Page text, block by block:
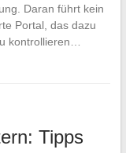
Daran führt kein
Portal, das dazu
kontrollieren…
Tipps